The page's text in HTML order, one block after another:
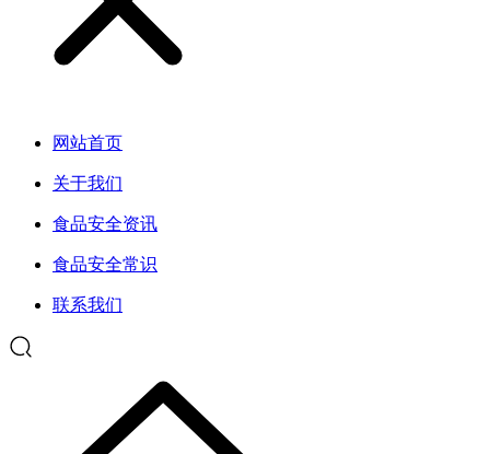
网站首页
关于我们
食品安全资讯
食品安全常识
联系我们